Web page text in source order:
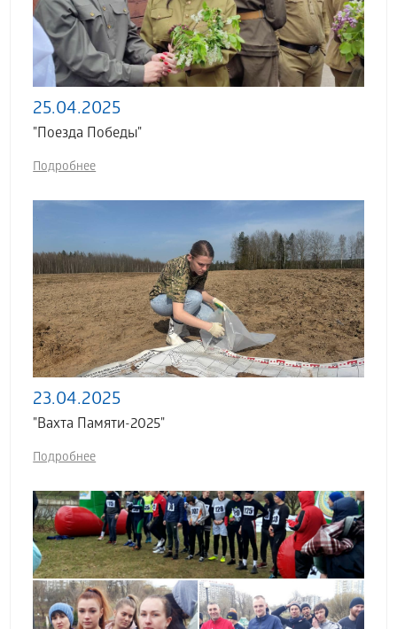
25.04.2025
"Поезда Победы"
Подробнее
23.04.2025
"Вахта Памяти-2025"
Подробнее